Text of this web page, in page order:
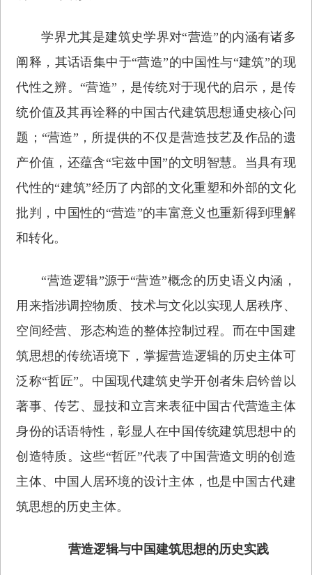
学界尤其是建筑史学界对“营造”的内涵有诸多
阐释，其话语集中于“营造”的中国性与“建筑”的现
代性之辨。“营造”，是传统对于现代的启示，是传
统价值及其再诠释的中国古代建筑思想通史核心问
题；“营造”，所提供的不仅是营造技艺及作品的遗
产价值，还蕴含“宅兹中国”的文明智慧。当具有现
代性的“建筑”经历了内部的文化重塑和外部的文化
批判，中国性的“营造”的丰富意义也重新得到理解
和转化。
“营造逻辑”源于“营造”概念的历史语义内涵，
用来指涉调控物质、技术与文化以实现人居秩序、
空间经营、形态构造的整体控制过程。而在中国建
筑思想的传统语境下，掌握营造逻辑的历史主体可
泛称“哲匠”。中国现代建筑史学开创者朱启钤曾以
著事、传艺、显技和立言来表征中国古代营造主体
身份的话语特性，彰显人在中国传统建筑思想中的
创造特质。这些“哲匠”代表了中国营造文明的创造
主体、中国人居环境的设计主体，也是中国古代建
筑思想的历史主体。
营造逻辑与中国建筑思想的历史实践